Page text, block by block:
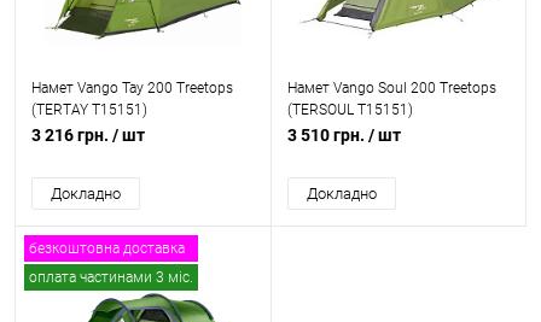
Намет Vango Tay 200 Treetops
(TERTAY T15151)
3 216 грн. / шт
Докладно
Намет Vango Soul 200 Treetops
(TERSOUL T15151)
3 510 грн. / шт
Докладно
безкоштовна доставка
оплата частинами 3 міс.